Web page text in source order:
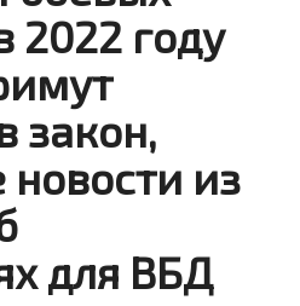
2022 году
закон,
из
для ВБД